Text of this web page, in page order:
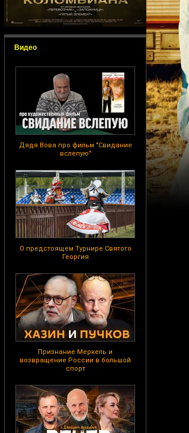
Видео
Дядя Вова про фильм "Свидание
вслепую"
О предстоящем Турнире Святого
Георгия
Признание Меркель и
возвращение России в большой
спорт